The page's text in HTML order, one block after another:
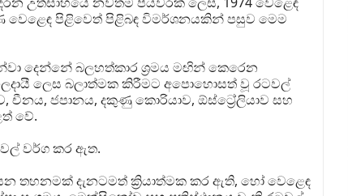
වෙළෙඳ පිළිවෙත් පිළිබඳ විමර්ශනයකින් පසුව මෙම
දෙන්නේ බලහත්කාර ශ්‍රමය මඟින් කෙරෙන
ලෙස බලාත්මක කිරීමට අපොහොසත් වූ රටවල්
චීනය, ජපානය, දකුණු කොරියාව, ඕස්ට්‍රේලියාව සහ
වේ.
වර්ග කර ඇත.
තහනමක් දැනටමත් ක්‍රියාත්මක කර ඇති, හෝ වෙළෙඳ